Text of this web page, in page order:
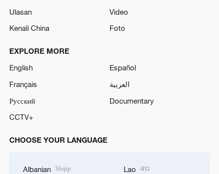
Ulasan
Video
Kenali China
Foto
EXPLORE MORE
English
Español
Français
العربية
Русский
Documentary
CCTV+
CHOOSE YOUR LANGUAGE
Albanian Shqip Lao ລາວ